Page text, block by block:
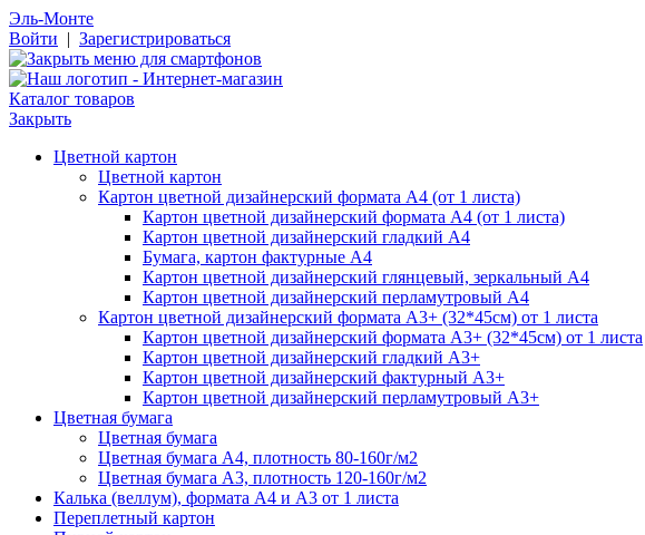
Эль-Монте
Войти | Зарегистрироваться
Каталог товаров
Закрыть
Цветной картон
Цветной картон
Картон цветной дизайнерский формата А4 (от 1 листа)
Картон цветной дизайнерский формата А4 (от 1 листа)
Картон цветной дизайнерский гладкий А4
Бумага, картон фактурные А4
Картон цветной дизайнерский глянцевый, зеркальный А4
Картон цветной дизайнерский перламутровый А4
Картон цветной дизайнерский формата А3+ (32*45см) от 1 листа
Картон цветной дизайнерский формата А3+ (32*45см) от 1 листа
Картон цветной дизайнерский гладкий А3+
Картон цветной дизайнерский фактурный А3+
Картон цветной дизайнерский перламутровый А3+
Цветная бумага
Цветная бумага
Цветная бумага А4, плотность 80-160г/м2
Цветная бумага А3, плотность 120-160г/м2
Калька (веллум), формата А4 и А3 от 1 листа
Переплетный картон